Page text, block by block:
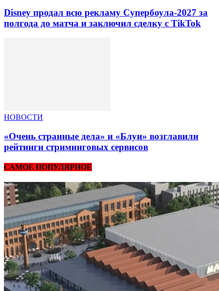
Disney продал всю рекламу Супербоула-2027 за
полгода до матча и заключил сделку с TikTok
НОВОСТИ
«Очень странные дела» и «Блуи» возглавили
рейтинги стриминговых сервисов
САМОЕ ПОПУЛЯРНОЕ